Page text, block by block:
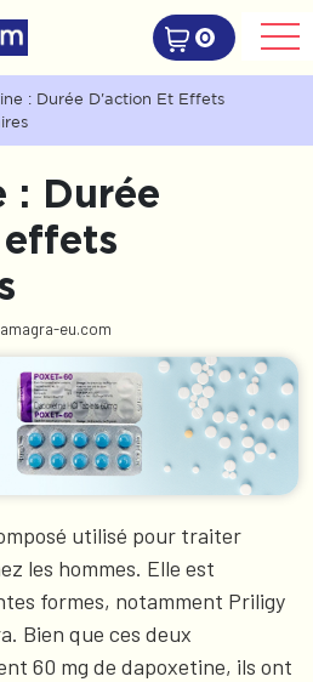
0
: Durée D'action Et Effets
: Durée
eu.com
utilisé pour traiter
les hommes. Elle est
formes, notamment Priligy
Bien que ces deux
60 mg de dapoxetine, ils ont